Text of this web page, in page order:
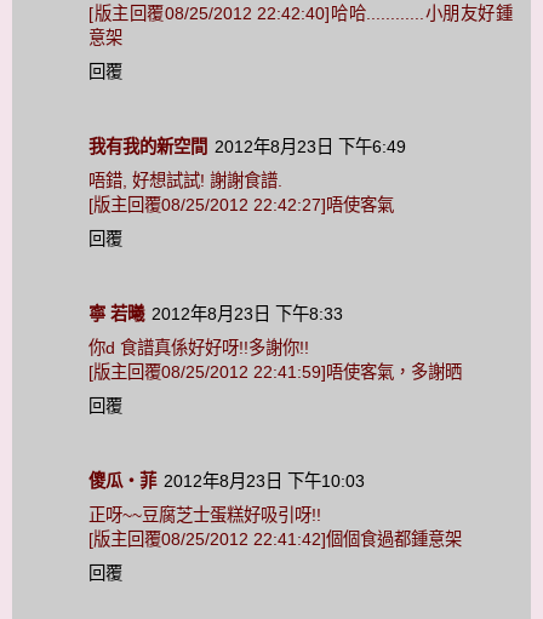
[版主回覆08/25/2012 22:42:40]哈哈............小朋友好鍾
意架
回覆
我有我的新空間 2012年8月23日 下午6:49
唔錯, 好想試試! 謝謝食譜.
[版主回覆08/25/2012 22:42:27]唔使客氣
回覆
寧 若曦 2012年8月23日 下午8:33
你d 食譜真係好好呀!!多謝你!!
[版主回覆08/25/2012 22:41:59]唔使客氣，多謝晒
回覆
傻瓜‧菲 2012年8月23日 下午10:03
正呀~~豆腐芝士蛋糕好吸引呀!!
[版主回覆08/25/2012 22:41:42]個個食過都鍾意架
回覆